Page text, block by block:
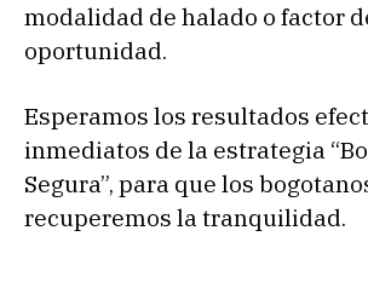
modalidad de halado o factor
oportunidad.
Esperamos los resultados
inmediatos de la estrategia
Segura”, para que los
recuperemos la tranquilidad.